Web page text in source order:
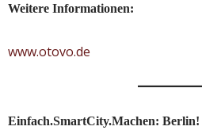
Weitere Informationen:
www.otovo.de
Einfach.SmartCity.Machen: Berlin!